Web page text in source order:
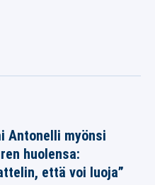
Antonelli myönsi
huolensa:
että voi luoja”